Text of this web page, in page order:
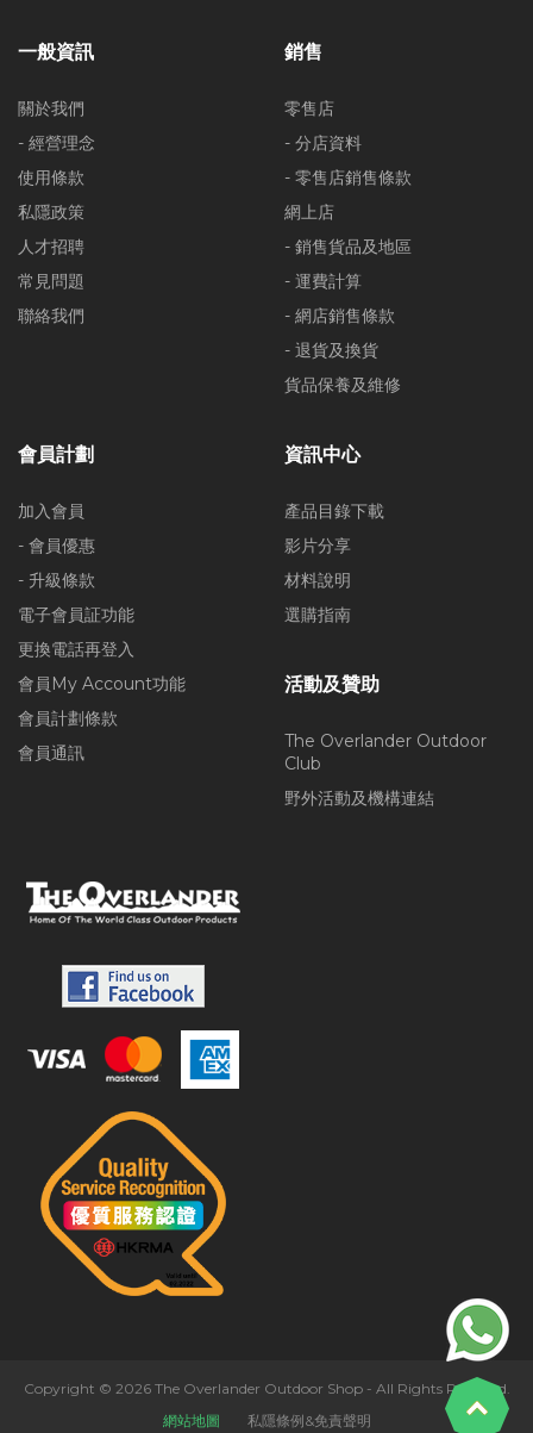
一般資訊
關於我們
- 經營理念
使用條款
私隱政策
人才招聘
常見問題
聯絡我們
銷售
零售店
- 分店資料
- 零售店銷售條款
網上店
- 銷售貨品及地區
- 運費計算
- 網店銷售條款
- 退貨及換貨
貨品保養及維修
會員計劃
加入會員
- 會員優惠
- 升級條款
電子會員証功能
更換電話再登入
會員My Account功能
會員計劃條款
會員通訊
資訊中心
產品目錄下載
影片分享
材料說明
選購指南
活動及贊助
The Overlander Outdoor
Club
野外活動及機構連結
Copyright © 2026 The Overlander Outdoor Shop - All Rights Reserved.
網站地圖
私隱條例&免責聲明